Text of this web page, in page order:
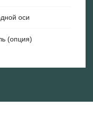
оси
(опция)